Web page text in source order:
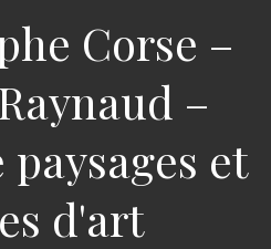
Corse –
–
et
d'art